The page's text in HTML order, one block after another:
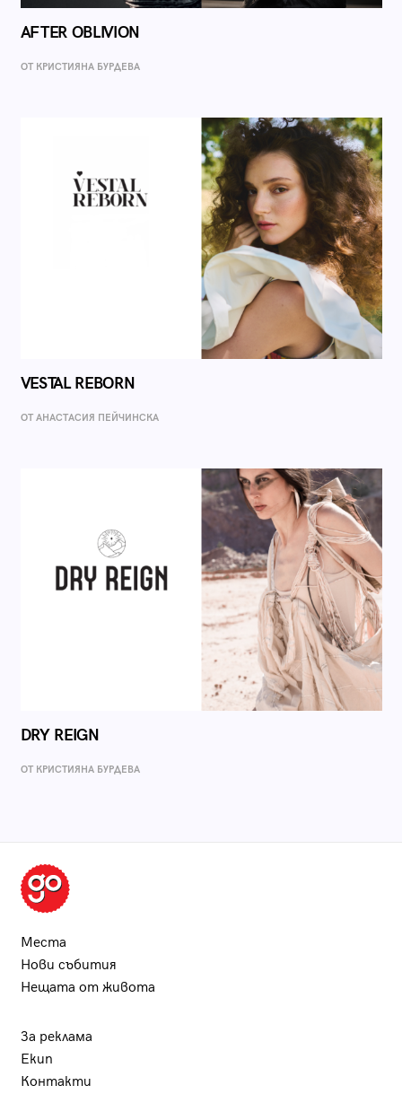
AFTER OBLIVION
ОТ КРИСТИЯНА БУРДЕВА
VESTAL REBORN
ОТ AНАСТАСИЯ ПЕЙЧИНСКА
DRY REIGN
ОТ КРИСТИЯНА БУРДЕВА
Места
Нови събития
Нещата от живота
За реклама
Екип
Контакти